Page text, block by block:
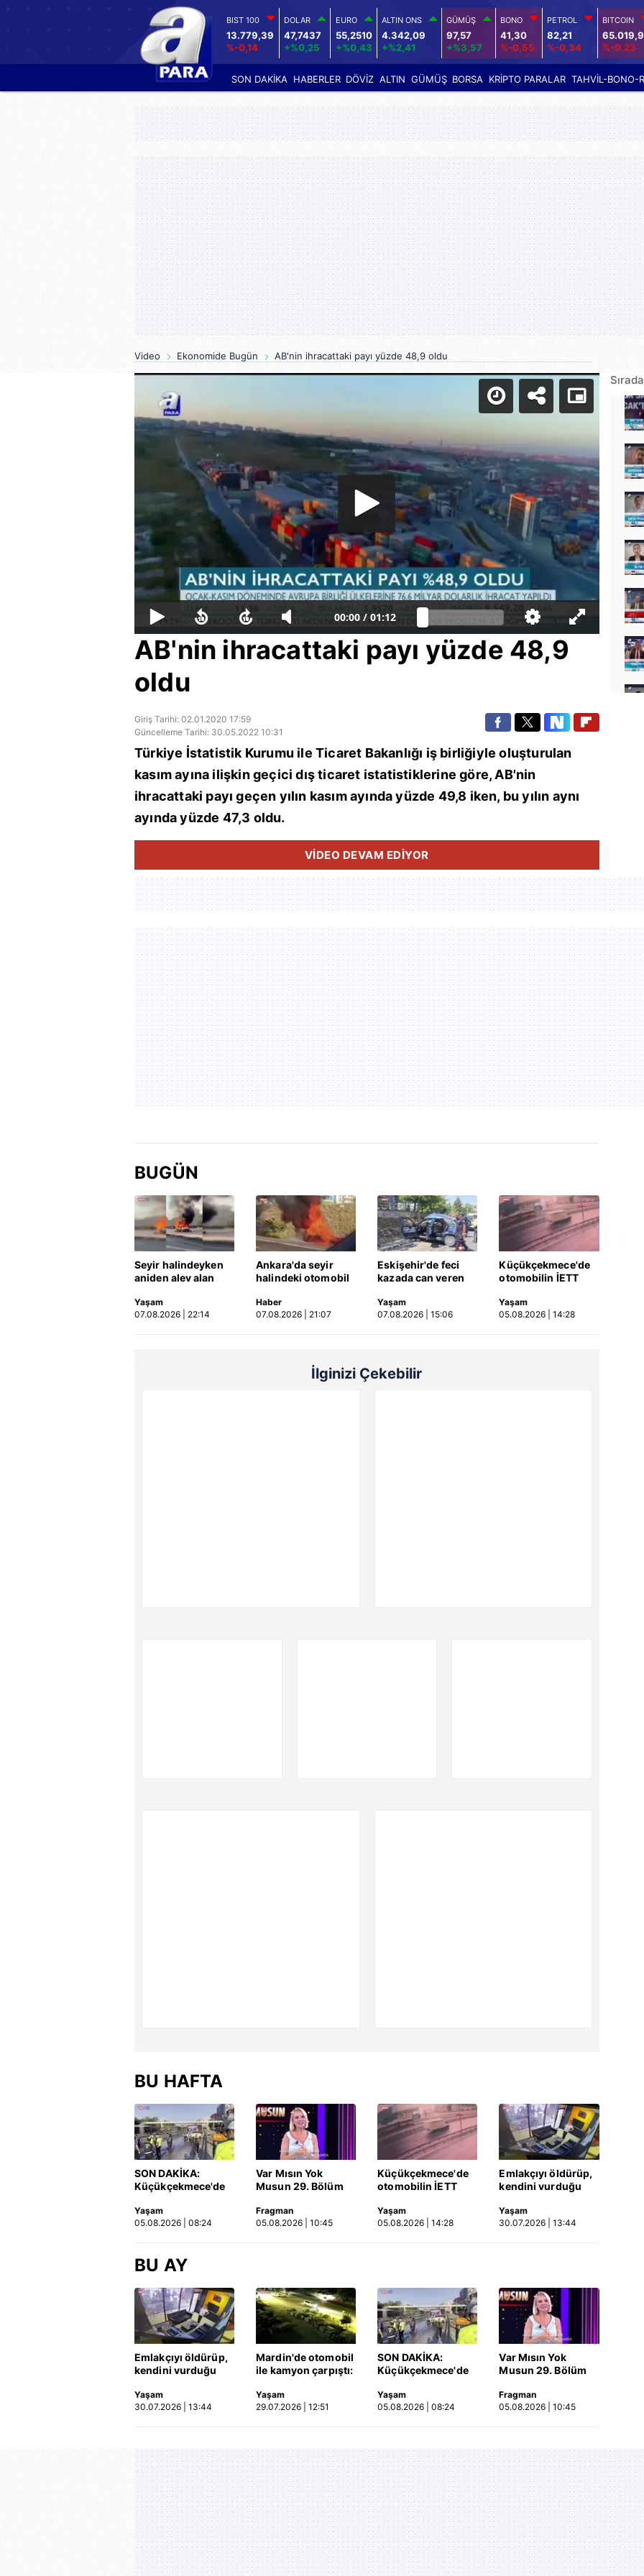
BIST 100
13.779,39
%-0,14
DOLAR
47,7437
+%0,25
EURO
55,2510
+%0,43
ALTIN ONS
4.342,09
+%2,41
GÜMÜŞ
97,57
+%3,57
BONO
41,30
%-0,55
PETROL
82,21
%-0,34
BITCOIN
%-0,23
SON DAKİKA HABERLER DÖVİZ ALTIN GÜMÜŞ BORSA KRİPTO PARALAR TAHVİL-BONO-
Video Ekonomide Bugün AB'nin ihracattaki payı yüzde 48,9 oldu
00:00 / 01:12
AB'nin ihracattaki payı yüzde 48,9
oldu
Giriş Tarihi: 02.01.2020 17:59
Güncelleme Tarihi: 30.05.2022 10:31
Türkiye İstatistik Kurumu ile Ticaret Bakanlığı iş birliğiyle oluşturulan
kasım ayına ilişkin geçici dış ticaret istatistiklerine göre, AB'nin
ihracattaki payı geçen yılın kasım ayında yüzde 49,8 iken, bu yılın aynı
ayında yüzde 47,3 oldu.
VİDEO DEVAM EDİYOR
BUGÜN
Seyir halindeyken
aniden alev alan
yaralandı
Yaşam
07.08.2026 | 22:14
Ankara'da seyir
halindeki otomobil
Haber
07.08.2026 | 21:07
Eskişehir'de feci
kazada can veren
sıkıştığı araçtan
güçlükle çıkarıldı |
Yaşam
07.08.2026 | 15:06
Küçükçekmece'de
otomobilin İETT
kaza kamerada |
Video
Yaşam
05.08.2026 | 14:28
İlginizi Çekebilir
BU HAFTA
SON DAKİKA:
Küçükçekmece'de
Otomobil, İETT
otobüsüne çarptı: 3
Yaşam
05.08.2026 | 08:24
Var Mısın Yok
Musun 29. Bölüm
yayınlandı | Video
Fragman
05.08.2026 | 10:45
Küçükçekmece'de
otomobilin İETT
kaza kamerada |
Video
Yaşam
05.08.2026 | 14:28
Emlakçıyı öldürüp,
kendini vurduğu
ortaya çıktı | Video
Yaşam
30.07.2026 | 13:44
BU AY
Emlakçıyı öldürüp,
kendini vurduğu
ortaya çıktı | Video
Yaşam
30.07.2026 | 13:44
Mardin'de otomobil
ile kamyon çarpıştı:
hayatını kaybetti!
Kaza anı kamerada
Yaşam
29.07.2026 | 12:51
SON DAKİKA:
Küçükçekmece'de
Otomobil, İETT
otobüsüne çarptı: 3
Yaşam
05.08.2026 | 08:24
Var Mısın Yok
Musun 29. Bölüm
yayınlandı | Video
Fragman
05.08.2026 | 10:45